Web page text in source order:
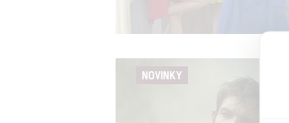
NOVINKY